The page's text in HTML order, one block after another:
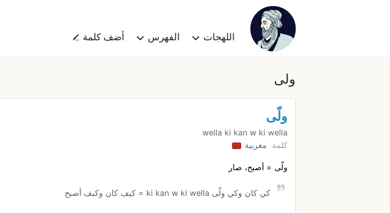
اللهجات الفهرس أضف كلمة
ولى
ولّى
wella ki kan w ki wella
كلمة مغربية
ولّى = أصبح، صار
كي كان وكي ولّى ki kan w ki wella = كيف كان وكبف أصبح